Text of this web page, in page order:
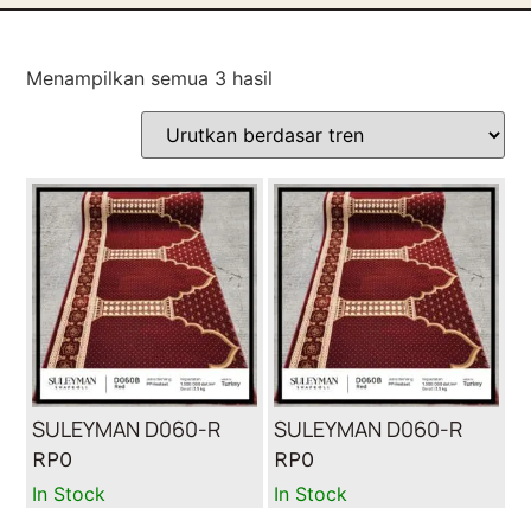
Menampilkan semua 3 hasil
SULEYMAN D060-R
RP0
In Stock
SULEYMAN D060-R
RP0
In Stock